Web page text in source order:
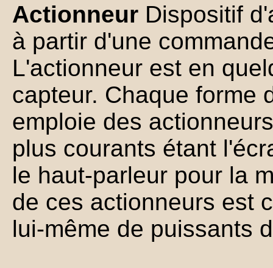
Actionneur Dispositif
à partir d'une
L'actionneur est en
capteur. Chaque forme
emploie des
plus courants étant
le haut-parleur pour la
de ces actionneurs est
lui-même de puissants